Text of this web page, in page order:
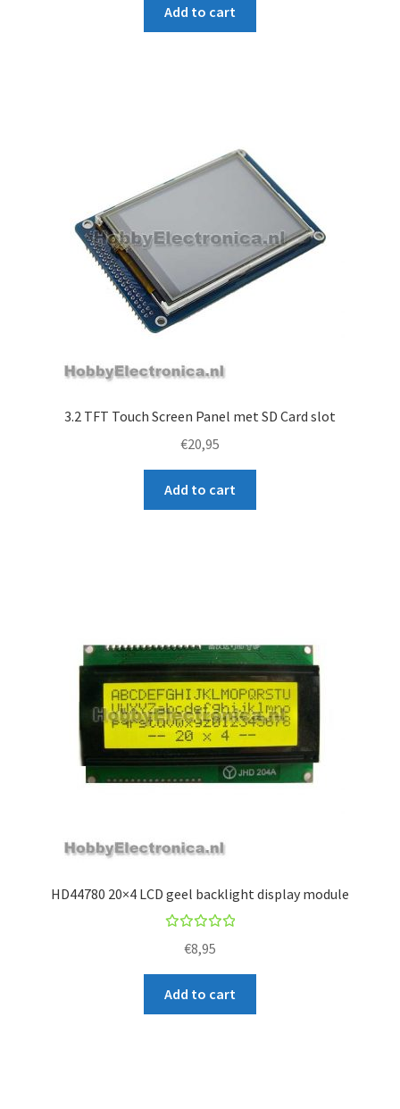
Add to cart
3.2 TFT Touch Screen Panel met SD Card slot
€20,95
Add to cart
HD44780 20×4 LCD geel backlight display module
out
of 5
€8,95
Add to cart